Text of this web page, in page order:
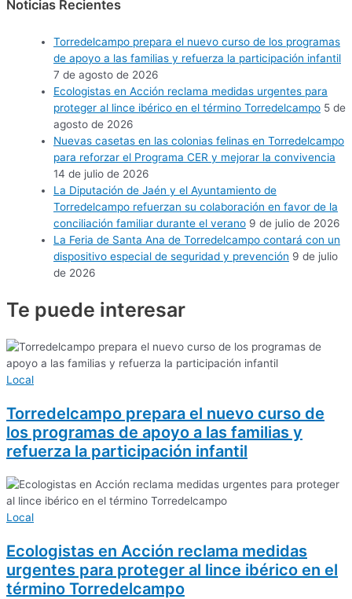
Noticias Recientes
Torredelcampo prepara el nuevo curso de los programas
de apoyo a las familias y refuerza la participación infantil
7 de agosto de 2026
Ecologistas en Acción reclama medidas urgentes para
proteger al lince ibérico en el término Torredelcampo 5 de
agosto de 2026
Nuevas casetas en las colonias felinas en Torredelcampo
para reforzar el Programa CER y mejorar la convivencia
14 de julio de 2026
La Diputación de Jaén y el Ayuntamiento de
Torredelcampo refuerzan su colaboración en favor de la
conciliación familiar durante el verano 9 de julio de 2026
La Feria de Santa Ana de Torredelcampo contará con un
dispositivo especial de seguridad y prevención 9 de julio
de 2026
Te puede interesar
Local
Torredelcampo prepara el nuevo curso de
los programas de apoyo a las familias y
refuerza la participación infantil
Local
Ecologistas en Acción reclama medidas
urgentes para proteger al lince ibérico en el
término Torredelcampo